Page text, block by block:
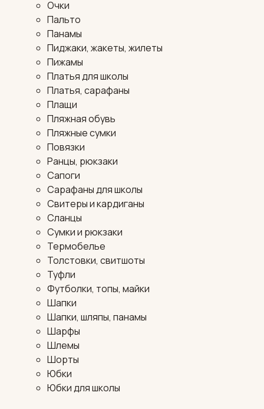
Очки
Пальто
Панамы
Пиджаки, жакеты, жилеты
Пижамы
Платья для школы
Платья, сарафаны
Плащи
Пляжная обувь
Пляжные сумки
Повязки
Ранцы, рюкзаки
Сапоги
Сарафаны для школы
Свитеры и кардиганы
Сланцы
Сумки и рюкзаки
Термобелье
Толстовки, свитшоты
Туфли
Футболки, топы, майки
Шапки
Шапки, шляпы, панамы
Шарфы
Шлемы
Шорты
Юбки
Юбки для школы